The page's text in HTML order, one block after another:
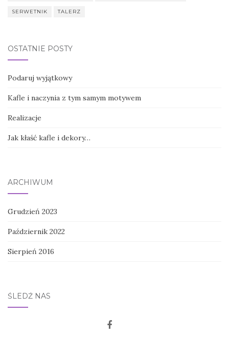
SERWETNIK TALERZ
OSTATNIE POSTY
Podaruj wyjątkowy
Kafle i naczynia z tym samym motywem
Realizacje
Jak kłaść kafle i dekory…
ARCHIWUM
Grudzień 2023
Październik 2022
Sierpień 2016
ŚLEDŹ NAS